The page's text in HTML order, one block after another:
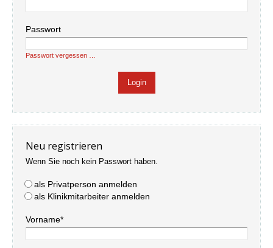
Passwort
Passwort vergessen …
Neu registrieren
Wenn Sie noch kein Passwort haben.
als Privatperson anmelden
als Klinikmitarbeiter anmelden
Vorname*